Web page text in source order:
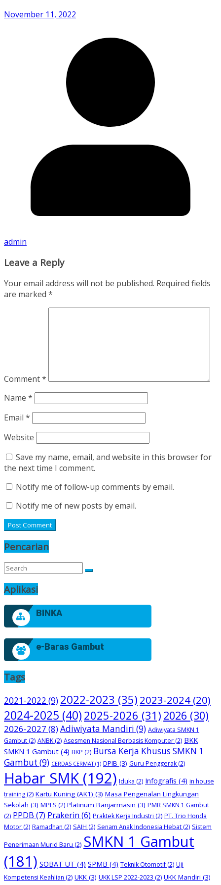
November 11, 2022
admin
Leave a Reply
Your email address will not be published. Required fields
are marked *
Comment*
Name *
Email *
Website
Save my name, email, and website in this browser for
the next time I comment.
Notify me of follow-up comments by email.
Notify me of new posts by email.
Pencarian
Aplikasi
BINKA
e-Baras Gambut
Tags
2021-2022 (9) 2022-2023 (35) 2023-2024 (20)
2024-2025 (40) 2025-2026 (31) 2026 (30)
2026-2027 (8)Adiwiyata Mandiri (9) Adiwiyata SMKN 1
Gambut (2) ANBK (2) Asesmen Nasional Berbasis Komputer (2) BKK
SMKN 1 Gambut (4) BKP (2) Bursa Kerja Khusus SMKN 1
Gambut (9) CERDAS CERMAT(1) DPIB (3) Guru Penggerak (2)
Habar SMK (192) Iduka (2) Infografis (4) in house
training (2) Kartu Kuning (AK1) (3) Masa Pengenalan Lingkungan
Sekolah (3) MPLS (2) Platinum Banjarmasin (3) PMR SMKN 1 Gambut
(2) PPDB (7) Prakerin (6) Praktek Kerja Industri (2) PT. Trio Honda
Motor (2) Ramadhan (2) SAIH (2) Senam Anak Indonesia Hebat (2) Sistem
Penerimaan Murid Baru (2) SMKN 1 Gambut
(181) SOBAT UT (4) SPMB (4) Teknik Otomotif(2) Uji
Kompetensi Keahlian (2) UKK (3) UKK LSP 2022-2023 (2) UKK Mandiri (3)